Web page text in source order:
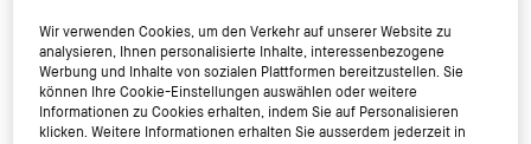
Wir verwenden Cookies, um den Verkehr auf unserer Website zu
analysieren, Ihnen personalisierte Inhalte, interessenbezogene
Werbung und Inhalte von sozialen Plattformen bereitzustellen. Sie
können Ihre Cookie-Einstellungen auswählen oder weitere
Informationen zu Cookies erhalten, indem Sie auf Personalisieren
klicken. Weitere Informationen erhalten Sie ausserdem jederzeit in